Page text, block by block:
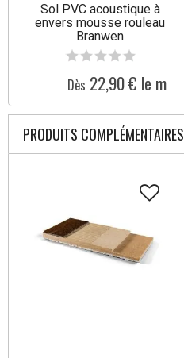
Sol PVC acoustique à
envers mousse rouleau
Branwen
Dès 22,90 € le m²
PRODUITS COMPLÉMENTAIRES